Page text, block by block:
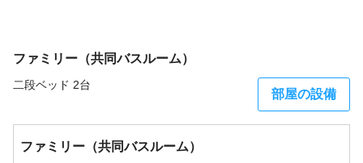
ファミリー（共同バスルーム）
二段ベッド 2台
部屋の設備
ファミリー（共同バスルーム）